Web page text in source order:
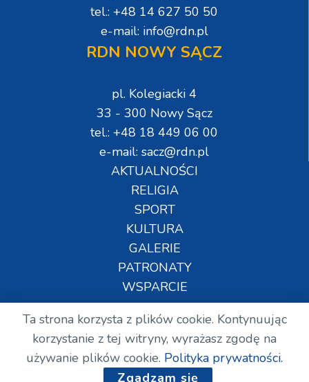
tel.: +48 14 627 50 50
e-mail: info@rdn.pl
RDN NOWY SĄCZ
pl. Kolegiacki 4
33 - 300 Nowy Sącz
tel.: +48 18 449 06 00
e-mail: sacz@rdn.pl
AKTUALNOŚCI
RELIGIA
SPORT
KULTURA
GALERIE
PATRONATY
WSPARCIE
Copyright © Wszelkie prawa zastrzeżone. RDN.
2024.
Ta strona korzysta z plików cookie. Kontynuując
korzystanie z tej witryny, wyrażasz zgodę na
używanie plików cookie. Polityka prywatności.
Zgadzam się